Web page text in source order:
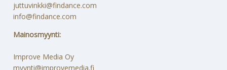
juttuvinkki@findance.com
info@findance.com
Mainosmyynti:
Improve Media Oy
myynti@improvemedia.fi